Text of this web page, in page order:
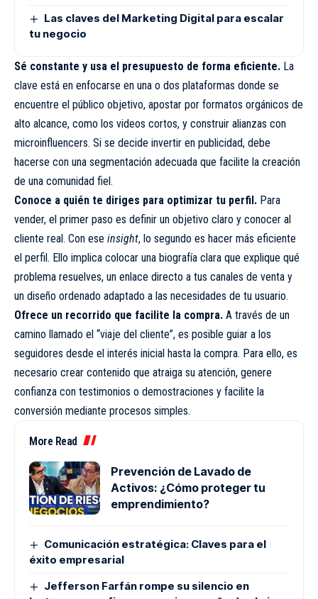
Las claves del Marketing Digital para escalar
tu negocio
Sé constante y usa el presupuesto de forma eficiente. La
clave está en enfocarse en una o dos plataformas donde se
encuentre el público objetivo, apostar por formatos orgánicos de
alto alcance, como los videos cortos, y construir alianzas con
microinfluencers. Si se decide invertir en publicidad, debe
hacerse con una segmentación adecuada que facilite la creación
de una comunidad fiel.
Conoce a quién te diriges para optimizar tu perfil. Para
vender, el primer paso es definir un objetivo claro y conocer al
cliente real. Con ese insight, lo segundo es hacer más eficiente
el perfil. Ello implica colocar una biografía clara que explique qué
problema resuelves, un enlace directo a tus canales de venta y
un diseño ordenado adaptado a las necesidades de tu usuario.
Ofrece un recorrido que facilite la compra. A través de un
camino llamado el “viaje del cliente”, es posible guiar a los
seguidores desde el interés inicial hasta la compra. Para ello, es
necesario crear contenido que atraiga su atención, genere
confianza con testimonios o demostraciones y facilite la
conversión mediante procesos simples.
More Read
Prevención de Lavado de
Activos: ¿Cómo proteger tu
emprendimiento?
Comunicación estratégica: Claves para el
éxito empresarial
Jefferson Farfán rompe su silencio en